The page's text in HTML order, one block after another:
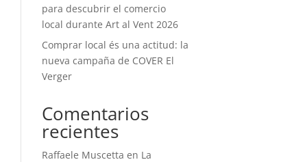
para descubrir el comercio
local durante Art al Vent 2026
Comprar local és una actitud: la
nueva campaña de COVER El
Verger
Comentarios
recientes
Raffaele Muscetta en La